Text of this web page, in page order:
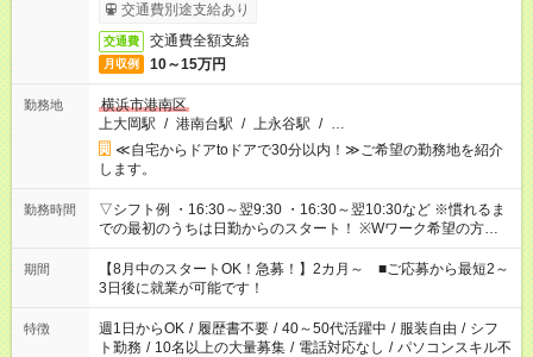
交通費別途支給あり
交通費 交通費全額支給
月収例 10～15万円
勤務地
横浜市港南区
上大岡駅 / 港南台駅 / 上永谷駅 / …
≪自宅からドアtoドアで30分以内！≫ご希望の勤務地を紹介
します。
勤務時間
▽シフト例 ・16:30～翌9:30 ・16:30～翌10:30など ※慣れるま
での最初のうちは日勤からのスタート！ ※Wワーク希望の方へ
今ご覧のお仕事で希望する勤務時間と、もう1つのお仕事の勤務
時間。 合計で週40時間を超える場合は応募できません。
期間
【8月中のスタートOK！急募！】2カ月～ ■ご応募から最短2～
3日後に就業が可能です！
特徴 週1日からOK / 履歴書不要 / 40～50代活躍中 / 服装自由 / シフ
ト勤務 / 10名以上の大量募集 / 電話対応なし / パソコンスキル不